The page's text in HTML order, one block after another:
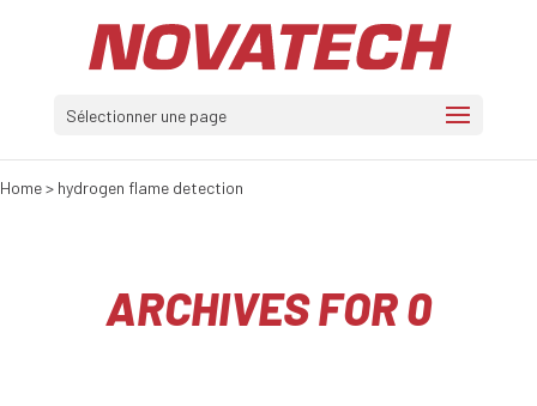
Sélectionner une page
Home> hydrogen flame detection
ARCHIVES FOR 0